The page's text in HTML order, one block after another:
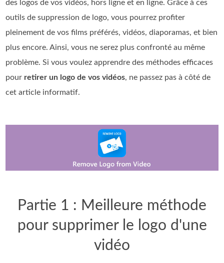
des logos de vos vidéos, hors ligne et en ligne. Grâce à ces
outils de suppression de logo, vous pourrez profiter
pleinement de vos films préférés, vidéos, diaporamas, et bien
plus encore. Ainsi, vous ne serez plus confronté au même
problème. Si vous voulez apprendre des méthodes efficaces
pour retirer un logo de vos vidéos, ne passez pas à côté de
cet article informatif.
Partie 1 : Meilleure méthode
pour supprimer le logo d'une
vidéo